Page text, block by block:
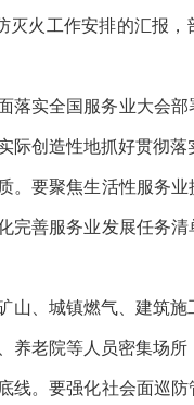
灭火工作安排的汇报，
落实全国服务业大会部
际创造性地抓好贯彻
。要聚焦生活性服务业
完善服务业发展任务清
、城镇燃气、建筑施
养老院等人员密集场所
线。要强化社会面巡防